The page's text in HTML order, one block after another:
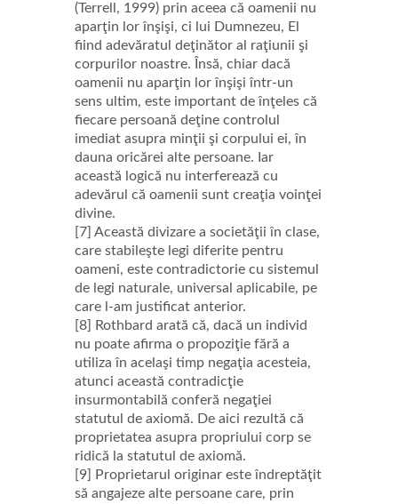
(Terrell, 1999) prin aceea că oamenii nu
aparţin lor înşişi, ci lui Dumnezeu, El
fiind adevăratul deţinător al raţiunii şi
corpurilor noastre. Însă, chiar dacă
oamenii nu aparţin lor înşişi într-un
sens ultim, este important de înţeles că
fiecare persoană deţine controlul
imediat asupra minţii şi corpului ei, în
dauna oricărei alte persoane. Iar
această logică nu interferează cu
adevărul că oamenii sunt creaţia voinţei
divine.
[7] Această divizare a societăţii în clase,
care stabileşte legi diferite pentru
oameni, este contradictorie cu sistemul
de legi naturale, universal aplicabile, pe
care l-am justificat anterior.
[8] Rothbard arată că, dacă un individ
nu poate afirma o propoziţie fără a
utiliza în acelaşi timp negaţia acesteia,
atunci această contradicţie
insurmontabilă conferă negaţiei
statutul de axiomă. De aici rezultă că
proprietatea asupra propriului corp se
ridică la statutul de axiomă.
[9] Proprietarul originar este îndreptăţit
să angajeze alte persoane care, prin